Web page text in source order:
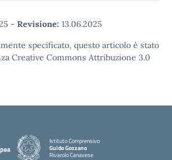
- Revisione: 13.06.2025
specificato, questo articolo è stato
Creative Commons Attribuzione 3.0
Istituto Comprensivo
Guido Gozzano
Rivarolo Canavese